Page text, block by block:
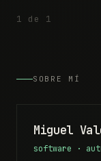
1 de 1
SOBRE MÍ
Miguel
software ·